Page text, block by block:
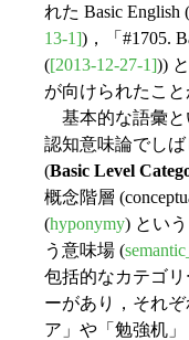
れた Basic English
13-1])，「#1705.
([2013-12-27-1]))
が向けられたこと
基本的な語彙と
認知意味論でし
(Basic Level
概念階層
(hyponymy) とい
う意味場 (
包括的なカテゴ
ーがあり，それ
ア」や「勉強机